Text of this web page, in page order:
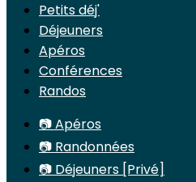
Petits déj'
Déjeuners
Apéros
Conférences
Randos
📷 Apéros
📷 Randonnées
📷 Déjeuners [Privé]